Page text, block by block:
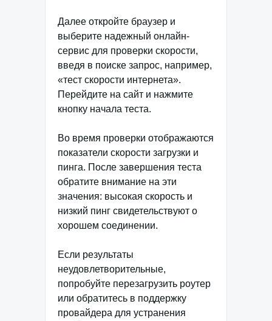
Далее откройте браузер и
выберите надежный онлайн-
сервис для проверки скорости,
введя в поиске запрос, например,
«тест скорости интернета».
Перейдите на сайт и нажмите
кнопку начала теста.
Во время проверки отображаются
показатели скорости загрузки и
пинга. После завершения теста
обратите внимание на эти
значения: высокая скорость и
низкий пинг свидетельствуют о
хорошем соединении.
Если результаты
неудовлетворительные,
попробуйте перезагрузить роутер
или обратитесь в поддержку
провайдера для устранения